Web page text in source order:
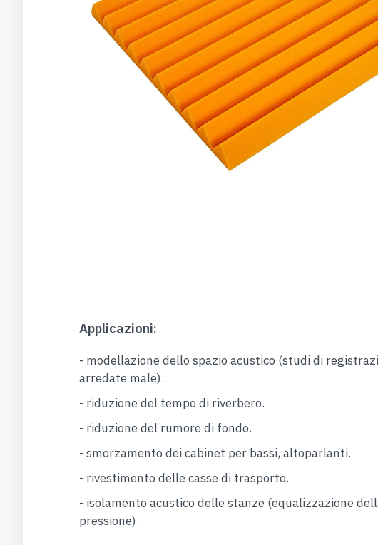
Applicazioni:
- modellazione dello spazio acustico (studi di
arredate male).
- riduzione del tempo di riverbero.
- riduzione del rumore di fondo.
- smorzamento dei cabinet per bassi, altoparlanti.
- rivestimento delle casse di trasporto.
- isolamento acustico delle stanze (equalizzazione
pressione).